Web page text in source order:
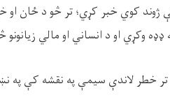
ژوند کوي خبر کړي؛ تر څو د ځان او
وکړي او د انساني او مالي
تر خطر لاندې سيمې په نقشه کې په